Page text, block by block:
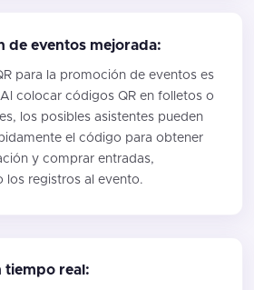
de eventos mejorada:
para la promoción de eventos es
colocar códigos QR en folletos o
los posibles asistentes pueden
el código para obtener
y comprar entradas,
los registros al evento.
tiempo real: